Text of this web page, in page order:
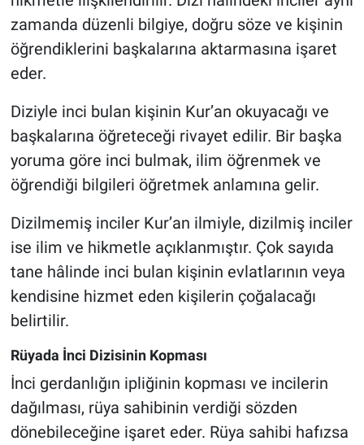
zamanda düzenli bilgiye, doğru söze ve kişinin
öğrendiklerini başkalarına aktarmasına işaret
eder.
Diziyle inci bulan kişinin Kur’an okuyacağı ve
başkalarına öğreteceği rivayet edilir. Bir başka
yoruma göre inci bulmak, ilim öğrenmek ve
öğrendiği bilgileri öğretmek anlamına gelir.
Dizilmemiş inciler Kur’an ilmiyle, dizilmiş inciler
ise ilim ve hikmetle açıklanmıştır. Çok sayıda
tane hâlinde inci bulan kişinin evlatlarının veya
kendisine hizmet eden kişilerin çoğalacağı
belirtilir.
Rüyada İnci Dizisinin Kopması
İnci gerdanlığın ipliğinin kopması ve incilerin
dağılması, rüya sahibinin verdiği sözden
dönebileceğine işaret eder. Rüya sahibi hafızsa